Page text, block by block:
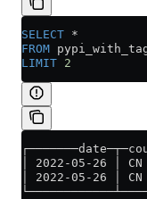
SELECT *
FROM
LIMIT 2
│ 2022-05-26
│ 2022-05-26 │